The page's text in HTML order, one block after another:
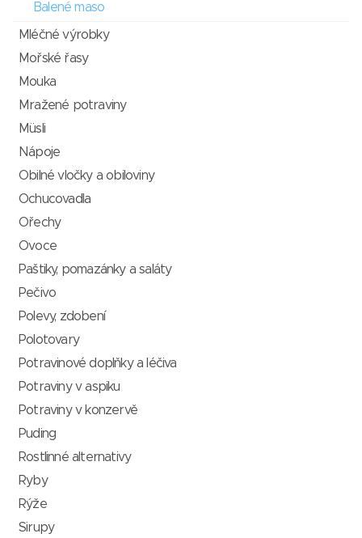
Balené maso
Mléčné výrobky
Mořské řasy
Mouka
Mražené potraviny
Müsli
Nápoje
Obilné vločky a obiloviny
Ochucovadla
Ořechy
Ovoce
Paštiky, pomazánky a saláty
Pečivo
Polevy, zdobení
Polotovary
Potravinové doplňky a léčiva
Potraviny v aspiku
Potraviny v konzervě
Puding
Rostlinné alternativy
Ryby
Rýže
Sirupy